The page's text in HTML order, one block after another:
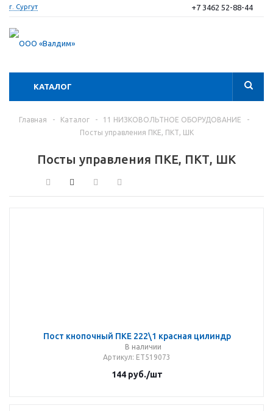
г. Сургут +7 3462 52-88-44
КАТАЛОГ
Главная - Каталог - 11 НИЗКОВОЛЬТНОЕ ОБОРУДОВАНИЕ
-
Посты управления ПКЕ, ПКТ, ШК
Посты управления ПКЕ, ПКТ, ШК
Пост кнопочный ПКЕ 222\1 красная цилиндр
В наличии
Артикул: ET519073
144руб./шт